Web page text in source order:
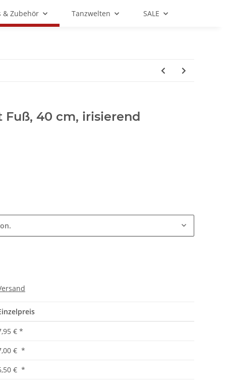
& Zubehör Tanzwelten SALE
40 cm, irisierend
€ *
€ *
€ *